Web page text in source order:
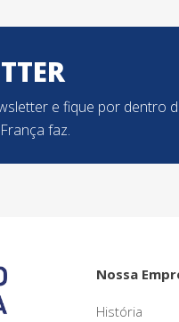
e fique por dentro
faz.
Nossa
História